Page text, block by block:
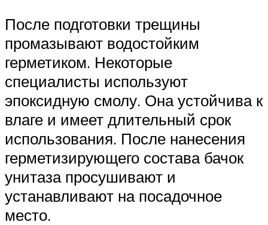
После подготовки трещины
промазывают водостойким
герметиком. Некоторые
специалисты используют
эпоксидную смолу. Она устойчива к
влаге и имеет длительный срок
использования. После нанесения
герметизирующего состава бачок
унитаза просушивают и
устанавливают на посадочное
место.